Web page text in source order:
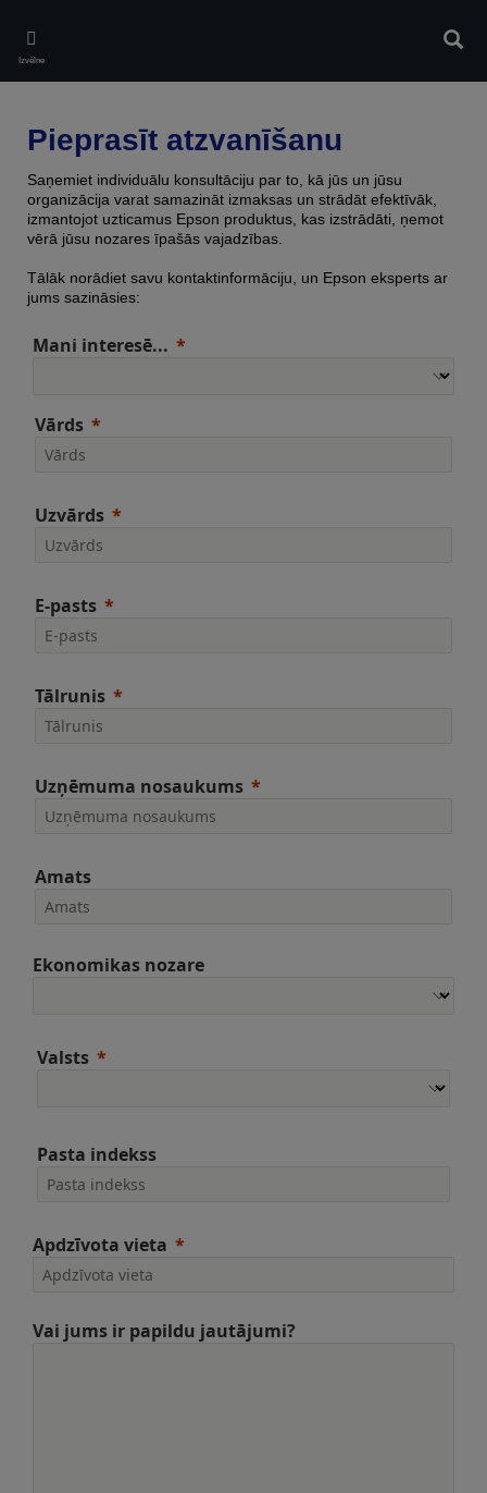
main
content
Izvēlne
Pieprasīt atzvanīšanu
Saņemiet individuālu konsultāciju par to, kā jūs un jūsu
organizācija varat samazināt izmaksas un strādāt efektīvāk,
izmantojot uzticamus Epson produktus, kas izstrādāti, ņemot
vērā jūsu nozares īpašās vajadzības.
Tālāk norādiet savu kontaktinformāciju, un Epson eksperts ar
jums sazināsies:
Mani interesē...
Vārds
Uzvārds
E-pasts
Tālrunis
Uzņēmuma nosaukums
Amats
Ekonomikas nozare
Valsts
Pasta indekss
Apdzīvota vieta
Vai jums ir papildu jautājumi?